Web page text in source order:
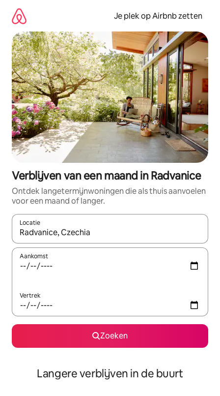
direct
naar
inhoud
Je plek op Airbnb zetten
Verblijven van een maand in Radvanice
Ontdek langetermijnwoningen die als thuis aanvoelen
voor een maand of langer.
Locatie
Wanneer er resultaten beschikbaar zijn, maak je een keuze
Aankomst
Vertrek
Zoeken
Langere verblijven in de buurt